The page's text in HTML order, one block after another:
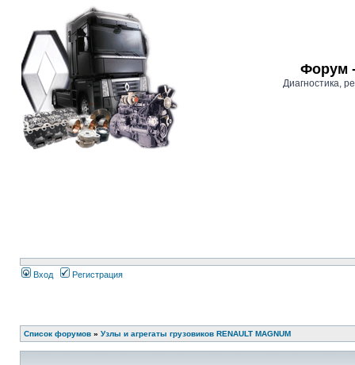
Форум -
Диагностика,
Вход Регистрация
Список форумов » Узлы и агрегаты грузовиков RENAULT MAGNUM